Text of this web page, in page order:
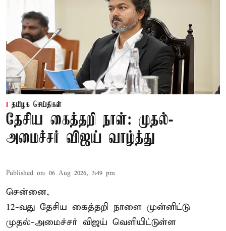
தமிழக செய்திகள்
தேசிய கைத்தறி நாள்: முதல்-
அமைச்சர் விஜய் வாழ்த்து
Published on: 06 Aug 2026, 3:49 pm
சென்னை,
12-வது தேசிய கைத்தறி நாளை முன்னிட்டு
முதல்-அமைச்சர் விஜய் வெளியிட்டுள்ள